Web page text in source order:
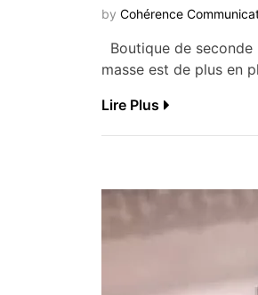
by Cohérence
Boutique de
masse est de plus en
Lire Plus